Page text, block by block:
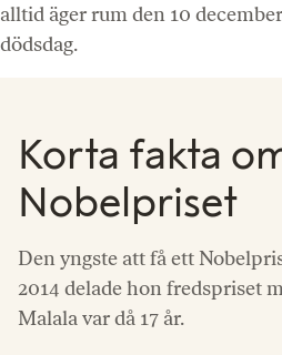
alltid äger rum den 10
dödsdag.
Korta fakta
Nobelpriset
Den yngste att få ett
2014 delade hon fredspriset
Malala var då 17 år.